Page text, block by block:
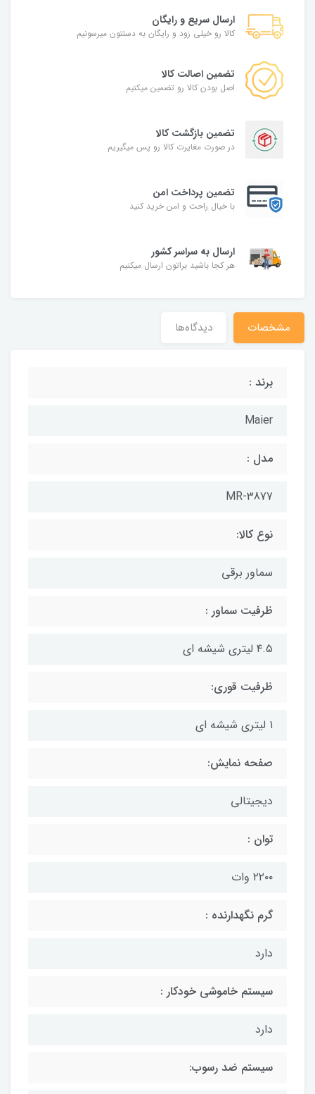
ارسال سریع و رایگان
کالا رو خیلی زود و رایگان به دستتون میرسونیم
تضمین اصالت کالا
اصل بودن کالا رو تضمین میکنیم
تضمین بازگشت کالا
در صورت مغایرت کالا رو پس میگیریم
تضمین پرداخت امن
با خیال راحت و امن خرید کنید
ارسال به سراسر کشور
هر کجا باشید براتون ارسال میکنیم
مشخصات دیدگاه‌ها
برند :
Maier
مدل :
MR-3877
نوع کالا:
سماور برقی
ظرفیت سماور :
۴.۵ لیتری شیشه ای
ظرفیت قوری:
۱ لیتری شیشه ای
صفحه نمایش:
دیجیتالی
توان :
۲۲۰۰ وات
گرم نگهدارنده :
دارد
سیستم خاموشی خودکار :
دارد
سیستم ضد رسوب: